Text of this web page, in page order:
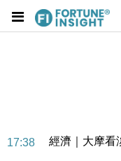
17:38 經濟｜大摩看